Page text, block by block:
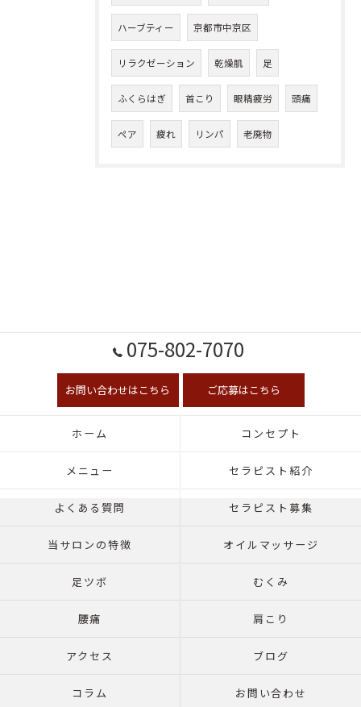
ハーブティー 京都市中京区
リラクゼーション 乾燥肌 足
ふくらはぎ 首こり 眼精疲労 頭痛
ペア 疲れ リンパ 老廃物
075-802-7070
お問い合わせはこちら ご応募はこちら
ホーム コンセプト
メニュー セラピスト紹介
よくある質問 セラピスト募集
当サロンの特徴 オイルマッサージ
足ツボ むくみ
腰痛 肩こり
アクセス ブログ
コラム お問い合わせ